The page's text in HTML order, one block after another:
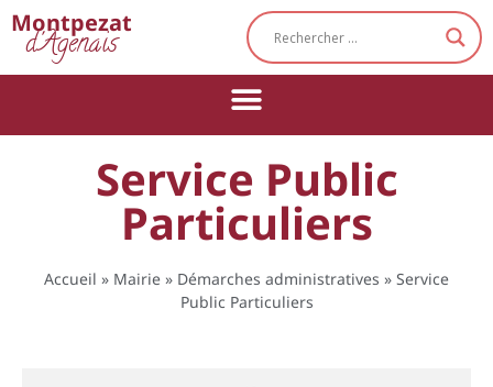
Montpezat
d'Agenais
Service Public
Particuliers
Accueil » Mairie » Démarches administratives » Service
Public Particuliers
Cookies management panel